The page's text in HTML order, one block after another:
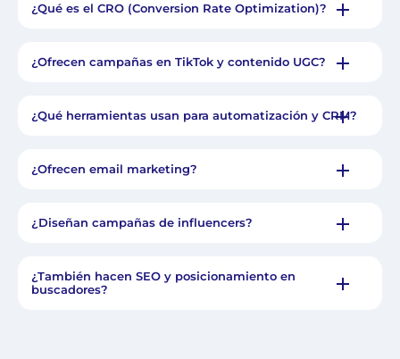
¿Qué es el CRO (Conversion Rate Optimization)?
¿Ofrecen campañas en TikTok y contenido UGC?
¿Qué herramientas usan para automatización y CRM?
¿Ofrecen email marketing?
¿Diseñan campañas de influencers?
¿También hacen SEO y posicionamiento en
buscadores?